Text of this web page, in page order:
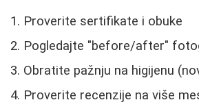
Proverite sertifikate i obuke
Pogledajte "before/after"
Obratite pažnju na higijenu
Proverite recenzije na više